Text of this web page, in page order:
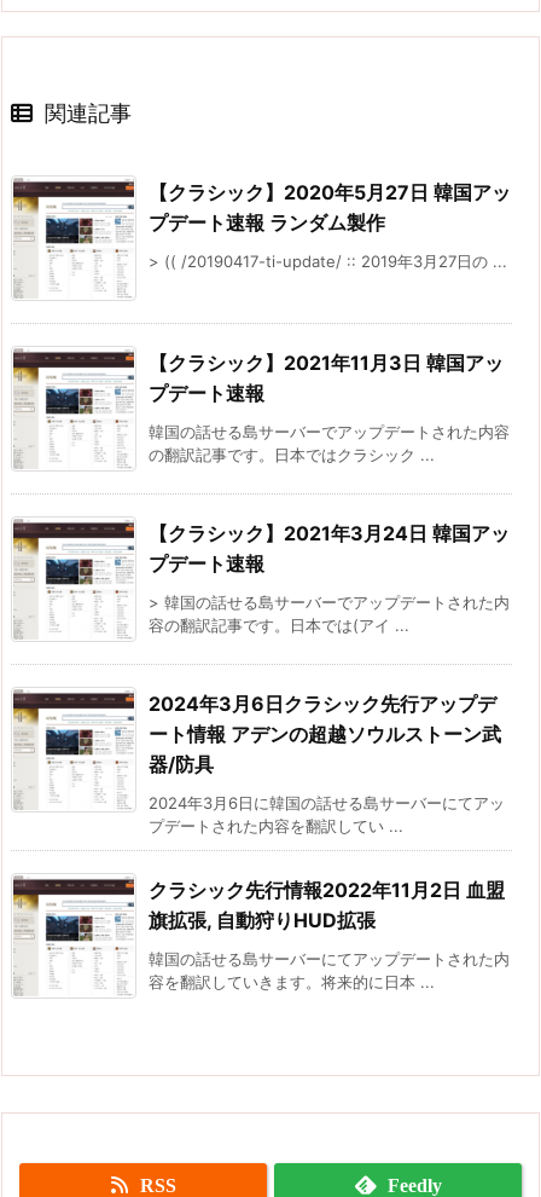
関連記事
【クラシック】2020年5月27日 韓国アッ
プデート速報 ランダム製作
> (( /20190417-ti-update/ :: 2019年3月27日の ...
【クラシック】2021年11月3日 韓国アッ
プデート速報
韓国の話せる島サーバーでアップデートされた内容
の翻訳記事です。日本ではクラシック ...
【クラシック】2021年3月24日 韓国アッ
プデート速報
> 韓国の話せる島サーバーでアップデートされた内
容の翻訳記事です。日本では(アイ ...
2024年3月6日クラシック先行アップデ
ート情報 アデンの超越ソウルストーン武
器/防具
2024年3月6日に韓国の話せる島サーバーにてアッ
プデートされた内容を翻訳してい ...
クラシック先行情報2022年11月2日 血盟
旗拡張, 自動狩りHUD拡張
韓国の話せる島サーバーにてアップデートされた内
容を翻訳していきます。将来的に日本 ...
RSS Feedly